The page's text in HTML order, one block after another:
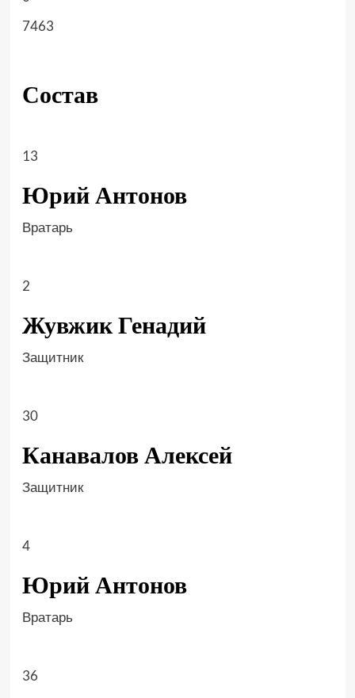
7463
Состав
13
Юрий Антонов
Вратарь
2
Жувжик Генадий
Защитник
30
Канавалов Алексей
Защитник
4
Юрий Антонов
Вратарь
36